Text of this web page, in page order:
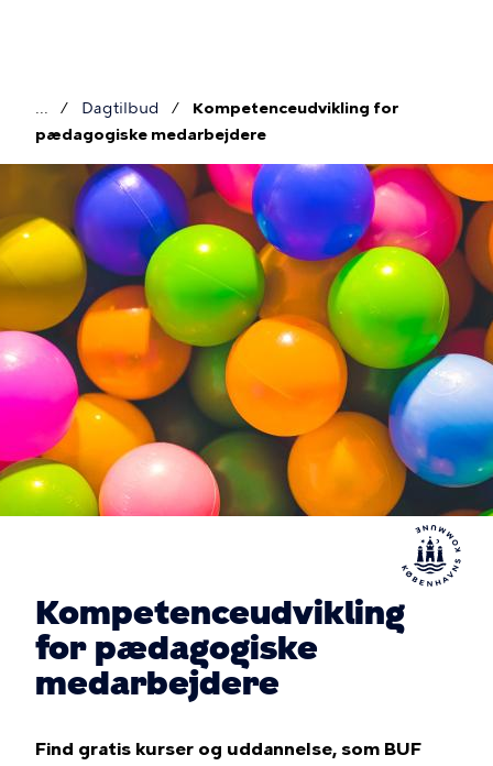
Brødkrumme
Dagtilbud
Kompetenceudvikling for
pædagogiske medarbejdere
Billede
Kompetenceudvikling
for pædagogiske
medarbejdere
Find gratis kurser og uddannelse, som BUF